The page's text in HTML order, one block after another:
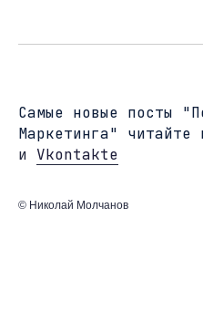
Cамые новые посты
Маркетинга" читайте
и Vkontakte
© Николай Молчанов